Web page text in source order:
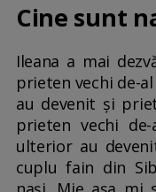
Cine sunt
Ileana a mai
prieten vechi de-
au devenit și
prieten vechi
ulterior au
cuplu fain din